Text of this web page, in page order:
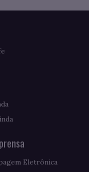
Eletrônica